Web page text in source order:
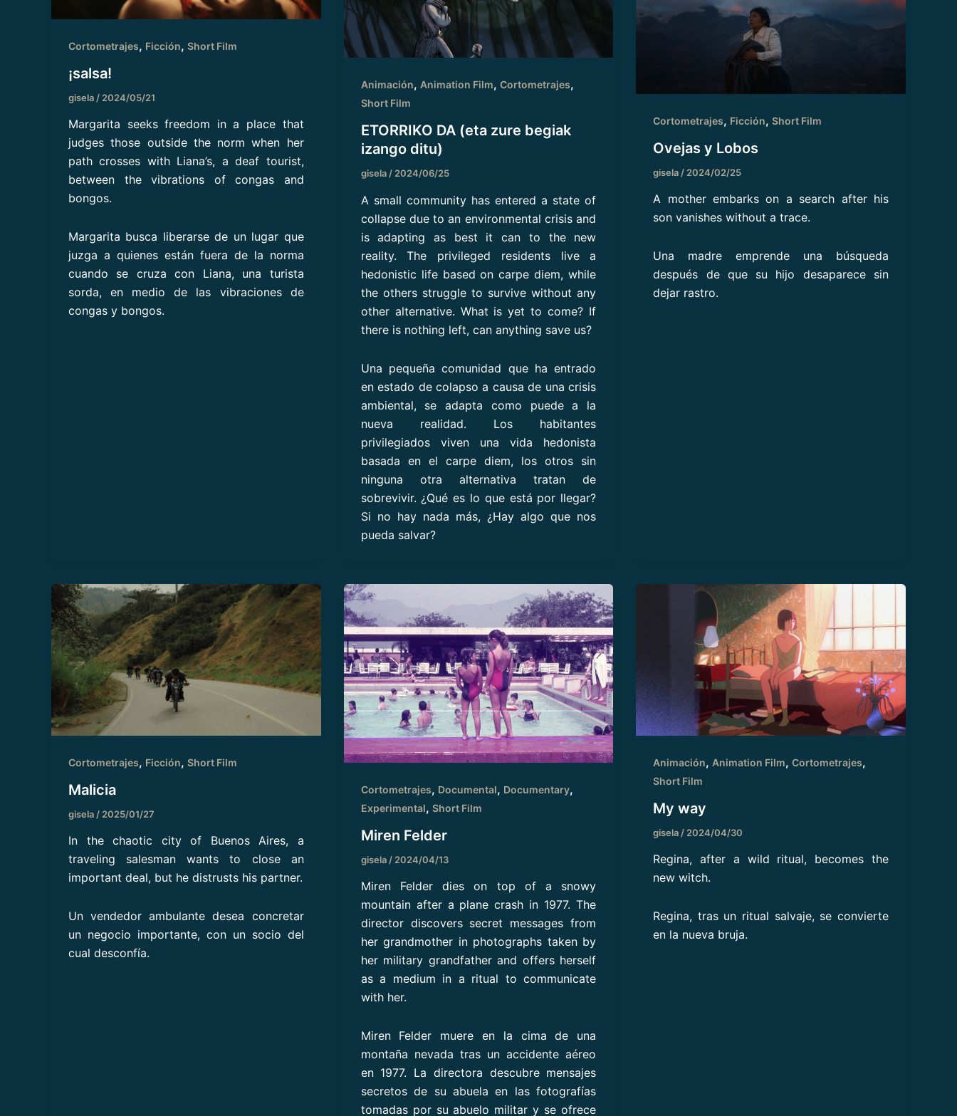
Cortometrajes, Ficción, Short Film
¡salsa!
gisela / 2024/05/21
Margarita seeks freedom in a place that
judges those outside the norm when her
path crosses with Liana’s, a deaf tourist,
between the vibrations of congas and
bongos.
Margarita busca liberarse de un lugar que
juzga a quienes están fuera de la norma
cuando se cruza con Liana, una turista
sorda, en medio de las vibraciones de
congas y bongos.
Animación, Animation Film, Cortometrajes,
Short Film
ETORRIKO DA (eta zure begiak
izango ditu)
gisela / 2024/06/25
A small community has entered a state of
collapse due to an environmental crisis and
is adapting as best it can to the new
reality. The privileged residents live a
hedonistic life based on carpe diem, while
the others struggle to survive without any
other alternative. What is yet to come? If
there is nothing left, can anything save us?
Una pequeña comunidad que ha entrado
en estado de colapso a causa de una crisis
ambiental, se adapta como puede a la
nueva realidad. Los habitantes
privilegiados viven una vida hedonista
basada en el carpe diem, los otros sin
ninguna otra alternativa tratan de
sobrevivir. ¿Qué es lo que está por llegar?
Si no hay nada más, ¿Hay algo que nos
pueda salvar?
Cortometrajes, Ficción,Short Film
Ovejas y Lobos
gisela / 2024/02/25
A mother embarks on a search after his
son vanishes without a trace.
Una madre emprende una búsqueda
después de que su hijo desaparece sin
dejar rastro.
Cortometrajes, Ficción, Short Film
Malicia
gisela / 2025/01/27
In the chaotic city of Buenos Aires, a
traveling salesman wants to close an
important deal, but he distrusts his partner.
Un vendedor ambulante desea concretar
un negocio importante, con un socio del
cual desconfía.
Cortometrajes, Documental, Documentary,
Experimental, Short Film
Miren Felder
gisela / 2024/04/13
Miren Felder dies on top of a snowy
mountain after a plane crash in 1977. The
director discovers secret messages from
her grandmother in photographs taken by
her military grandfather and offers herself
as a medium in a ritual to communicate
with her.
Miren Felder muere en la cima de una
montaña nevada tras un accidente aéreo
en 1977. La directora descubre mensajes
secretos de su abuela en las fotografías
tomadas por su abuelo militar y se ofrece
Animación, Animation Film,Cortometrajes,
Short Film
My way
gisela / 2024/04/30
Regina, after a wild ritual, becomes the
new witch.
Regina, tras un ritual salvaje, se convierte
en la nueva bruja.